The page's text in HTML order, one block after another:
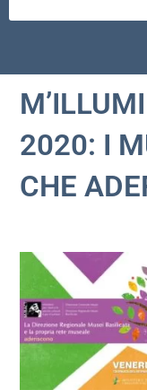
2020: I
CHE